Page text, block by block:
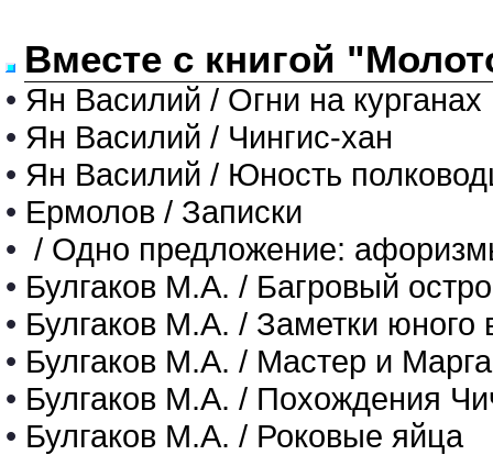
Вместе с книгой
• Ян Василий / Огни на курганах
• Ян Василий / Чингис-хан
• Ян Василий / Юность
• Ермолов / Записки
• / Одно предложение:
• Булгаков М.А. / Багровый
• Булгаков М.А. / Заметки юного
• Булгаков М.А. / Мастер и
• Булгаков М.А. / Похождения
• Булгаков М.А. / Роковые яйца